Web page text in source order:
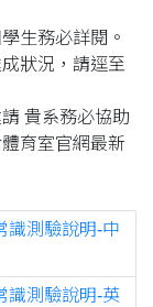
生務必詳閱。
狀況，請逕至
貴系務必協助
育室官網最新
識測驗說明-中
識測驗說明-英